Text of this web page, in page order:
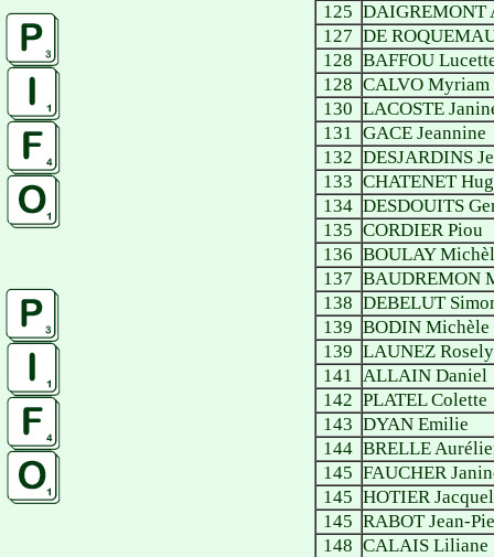
125 DAIGREMONT
127 DE
128 BAFFOU
128 CALVO Myriam
130 LACOSTE
131 GACE Jeannine
132 DESJARDINS
133 CHATENET
134 DESDOUITS
135 CORDIER Piou
136 BOULAY
137 BAUDREMON
138 DEBELUT
139 BODIN Michèle
139 LAUNEZ
141 ALLAIN Daniel
142 PLATEL Colette
143 DYAN Emilie
144 BRELLE
145 FAUCHER
145 HOTIER
145 RABOT Jean-
148 CALAIS Liliane